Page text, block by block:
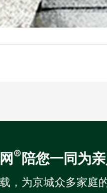
®陪您一同为
，为京城众多家庭